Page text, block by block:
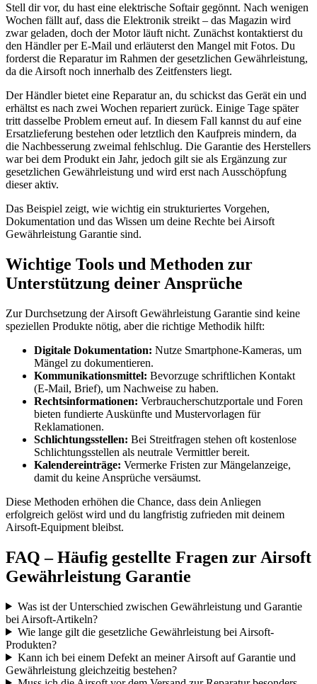
Stell dir vor, du hast eine elektrische Softair gegönnt. Nach wenigen
Wochen fällt auf, dass die Elektronik streikt – das Magazin wird
zwar geladen, doch der Motor läuft nicht. Zunächst kontaktierst du
den Händler per E-Mail und erläuterst den Mangel mit Fotos. Du
forderst die Reparatur im Rahmen der gesetzlichen Gewährleistung,
da die Airsoft noch innerhalb des Zeitfensters liegt.
Der Händler bietet eine Reparatur an, du schickst das Gerät ein und
erhältst es nach zwei Wochen repariert zurück. Einige Tage später
tritt dasselbe Problem erneut auf. In diesem Fall kannst du auf eine
Ersatzlieferung bestehen oder letztlich den Kaufpreis mindern, da
die Nachbesserung zweimal fehlschlug. Die Garantie des Herstellers
war bei dem Produkt ein Jahr, jedoch gilt sie als Ergänzung zur
gesetzlichen Gewährleistung und wird erst nach Ausschöpfung
dieser aktiv.
Das Beispiel zeigt, wie wichtig ein strukturiertes Vorgehen,
Dokumentation und das Wissen um deine Rechte bei Airsoft
Gewährleistung Garantie sind.
Wichtige Tools und Methoden zur
Unterstützung deiner Ansprüche
Zur Durchsetzung der Airsoft Gewährleistung Garantie sind keine
speziellen Produkte nötig, aber die richtige Methodik hilft:
Digitale Dokumentation: Nutze Smartphone-Kameras, um
Mängel zu dokumentieren.
Kommunikationsmittel: Bevorzuge schriftlichen Kontakt
(E-Mail, Brief), um Nachweise zu haben.
Rechtsinformationen: Verbraucherschutzportale und Foren
bieten fundierte Auskünfte und Mustervorlagen für
Reklamationen.
Schlichtungsstellen: Bei Streitfragen stehen oft kostenlose
Schlichtungsstellen als neutrale Vermittler bereit.
Kalendereinträge: Vermerke Fristen zur Mängelanzeige,
damit du keine Ansprüche versäumst.
Diese Methoden erhöhen die Chance, dass dein Anliegen
erfolgreich gelöst wird und du langfristig zufrieden mit deinem
Airsoft-Equipment bleibst.
FAQ – Häufig gestellte Fragen zur Airsoft
Gewährleistung Garantie
Was ist der Unterschied zwischen Gewährleistung und Garantie
bei Airsoft-Artikeln?
Wie lange gilt die gesetzliche Gewährleistung bei Airsoft-
Produkten?
Kann ich bei einem Defekt an meiner Airsoft auf Garantie und
Gewährleistung gleichzeitig bestehen?